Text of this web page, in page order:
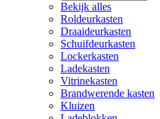
Bekijk alles
Roldeurkasten
Draaideurkasten
Schuifdeurkasten
Lockerkasten
Ladekasten
Vitrinekasten
Brandwerende kasten
Kluizen